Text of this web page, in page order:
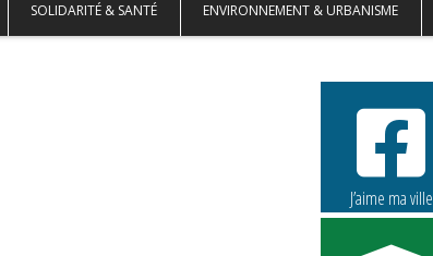
SOLIDARITÉ & SANTÉ ENVIRONNEMENT & URBANISME
J’aime ma ville